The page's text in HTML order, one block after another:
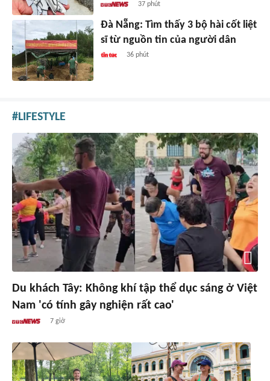
37 phút
Đà Nẵng: Tìm thấy 3 bộ hài cốt liệt
sĩ từ nguồn tin của người dân
36 phút
LIFESTYLE
Du khách Tây: Không khí tập thể dục sáng ở Việt
Nam 'có tính gây nghiện rất cao'
7 giờ